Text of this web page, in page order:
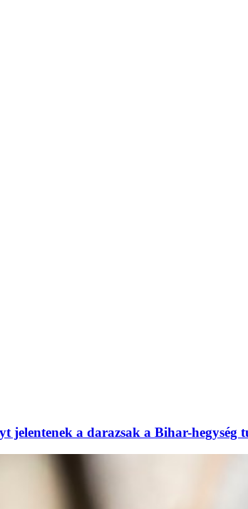
jelentenek a darazsak a Bihar-hegység